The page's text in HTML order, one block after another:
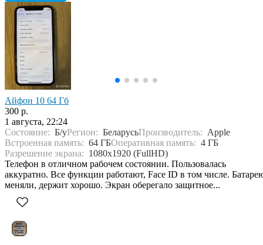
Айфон 10 64 Гб
300 р.
1 августа, 22:24
Состояние: Б/уРегион: БеларусьПроизводитель: Apple
Встроенная память: 64 ГБОперативная память: 4 ГБ
Разрешение экрана: 1080x1920 (FullHD)
Телефон в отличном рабочем состоянии. Пользовалась
аккуратно. Все функции работают, Face ID в том числе.
меняли, держит хорошо. Экран оберегало защитное...